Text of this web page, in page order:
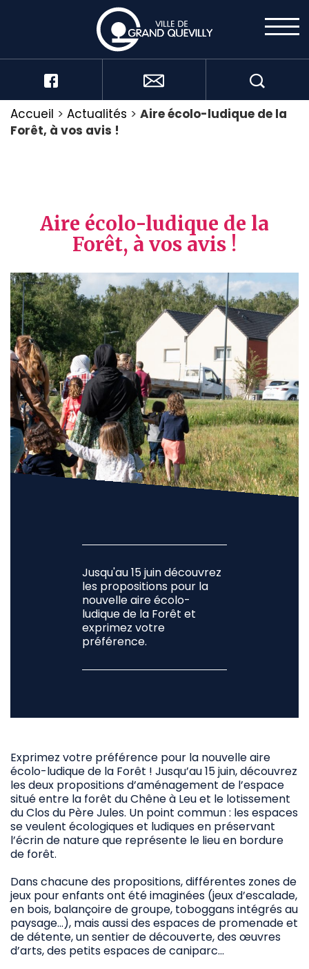
Accueil > Actualités > Aire écolo-ludique de la
Forêt, à vos avis !
Aire écolo-ludique de la
Forêt, à vos avis !
Jusqu'au 15 juin découvrez
les propositions pour la
nouvelle aire écolo-
ludique de la Forêt et
exprimez votre
préférence.
Exprimez votre préférence pour la nouvelle aire
écolo-ludique de la Forêt ! Jusqu’au 15 juin, découvrez
les deux propositions d’aménagement de l’espace
situé entre la forêt du Chêne à Leu et le lotissement
du Clos du Père Jules. Un point commun : les espaces
se veulent écologiques et ludiques en préservant
l’écrin de nature que représente le lieu en bordure
de forêt.
Dans chacune des propositions, différentes zones de
jeux pour enfants ont été imaginées (jeux d’escalade,
en bois, balançoire de groupe, toboggans intégrés au
paysage…), mais aussi des espaces de promenade et
de détente, un sentier de découverte, des œuvres
d’arts, des petits espaces de caniparc…